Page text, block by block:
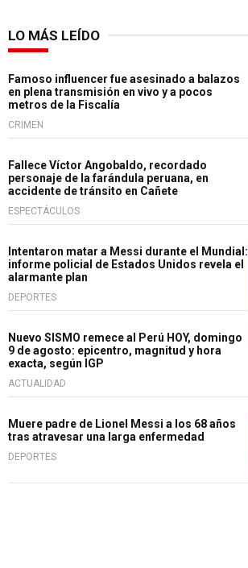
LO MÁS LEÍDO
Famoso influencer fue asesinado a balazos
en plena transmisión en vivo y a pocos
metros de la Fiscalía
CRIMEN
Fallece Víctor Angobaldo, recordado
personaje de la farándula peruana, en
accidente de tránsito en Cañete
ESPECTÁCULOS
Intentaron matar a Messi durante el Mundial:
informe policial de Estados Unidos revela el
alarmante plan
DEPORTES
Nuevo SISMO remece al Perú HOY, domingo
9 de agosto: epicentro, magnitud y hora
exacta, según IGP
ACTUALIDAD
Muere padre de Lionel Messi a los 68 años
tras atravesar una larga enfermedad
DEPORTES